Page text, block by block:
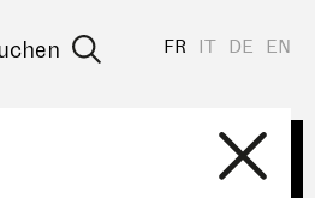
FR IT DE EN